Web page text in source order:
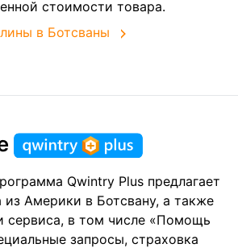
стоимости товара.
в Ботсваны
Qwintry Plus предлагает
из Америки в Ботсвану, а также
сервиса, в том числе «Помощь
запросы, страховка